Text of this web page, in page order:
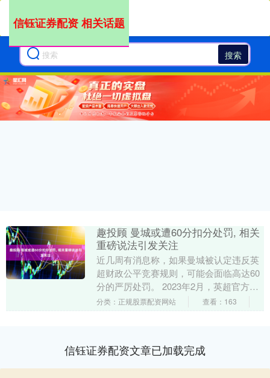
搜索
信钰证券配资 相关话题
趣投顾 曼城或遭60分扣分处罚, 相关
重磅说法引发关注
近几周有消息称，如果曼城被认定违反英
超财政公平竞赛规则，可能会面临高达60
分的严厉处罚。 2023年2月，英超官方指
控曼城在九年时间内累计115次违反财政
分类：正规股票配资网站 查看：163
信钰证券配资文章已加载完成